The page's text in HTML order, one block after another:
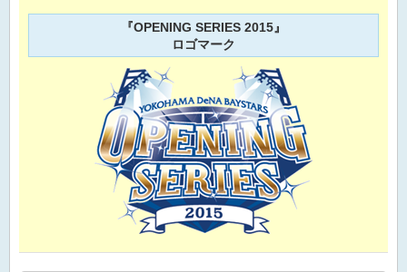
『OPENING SERIES 2015』
ロゴマーク